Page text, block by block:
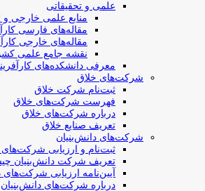
علمی و تحقیقاتی
منابع علمی خارجی و
مقاله‌های فارسی
مقاله‌های خارجی
نقشه جامع علمی
معرفی دانشکده‌های
شرکت‌های خلاق
ثبت‌نام شرکت خلاق
فهرست شرکت‌های خلاق
درباره شرکت‌های خلاق
تعریف صنایع خلاق
شرکت‌های دانش‌بنیان
ثبت‌نام و ارزیابی شرکت‌های
تعریف شرکت دانش‌بنیان
آیین‌نامه ارزیابی شرکت‌های
درباره شرکت‌های دانش‌بنیان